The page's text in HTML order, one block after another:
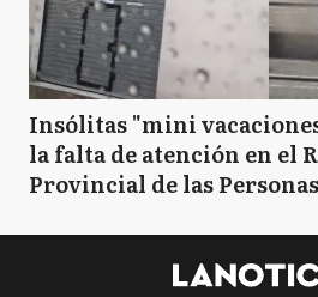
Insólitas "mini
la falta de atención en el
Provincial de las Personas